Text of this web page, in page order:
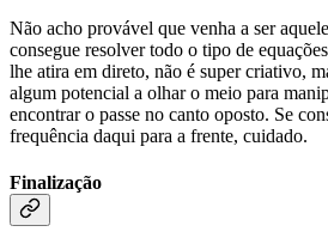
Não acho provável que venha a ser aquele
consegue resolver todo o tipo de
lhe atira em direto, não é super criativo,
algum potencial a olhar o meio para
encontrar o passe no canto oposto. Se
frequência daqui para a frente, cuidado.
Finalização